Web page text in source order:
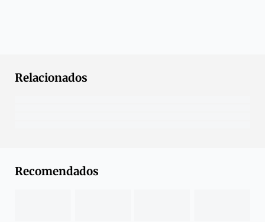
Relacionados
Recomendados